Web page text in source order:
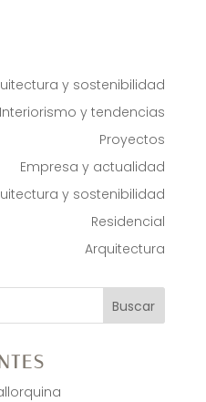
y sostenibilidad
Interiorismo y tendencias
Proyectos
Empresa y actualidad
y sostenibilidad
Residencial
Arquitectura
Buscar